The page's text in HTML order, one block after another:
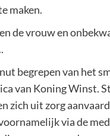
maken.
de vrouw en
begrepen van het
van Koning Winst.
zich uit zorg
via de